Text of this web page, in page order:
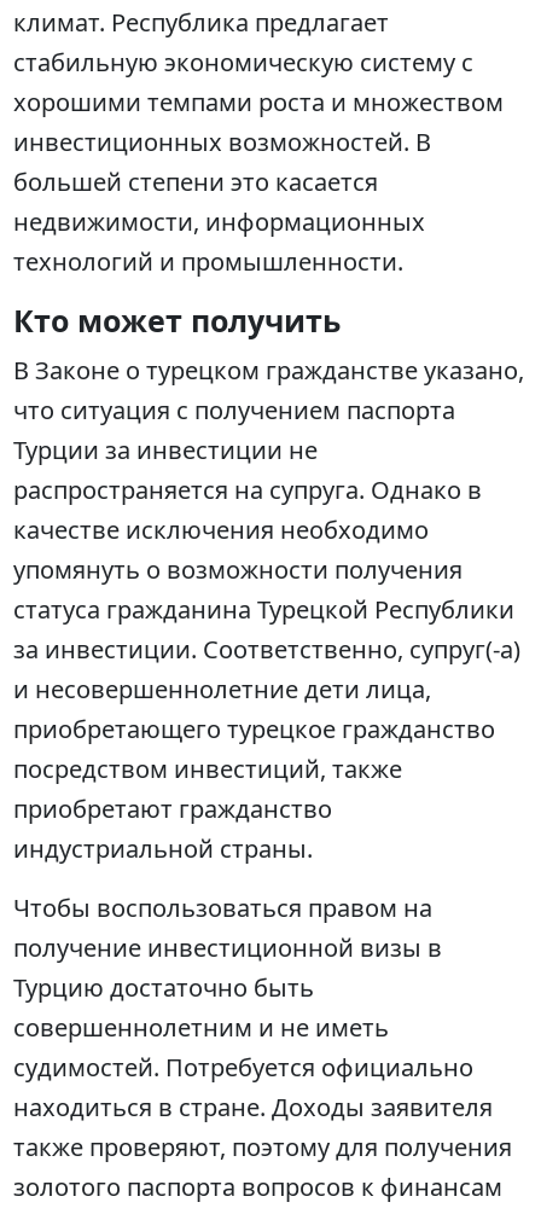
климат. Республика предлагает
стабильную экономическую систему с
хорошими темпами роста и множеством
инвестиционных возможностей. В
большей степени это касается
недвижимости, информационных
технологий и промышленности.
Кто может получить
В Законе о турецком гражданстве указано,
что ситуация с получением паспорта
Турции за инвестиции не
распространяется на супруга. Однако в
качестве исключения необходимо
упомянуть о возможности получения
статуса гражданина Турецкой Республики
за инвестиции. Соответственно, супруг(-а)
и несовершеннолетние дети лица,
приобретающего турецкое гражданство
посредством инвестиций, также
приобретают гражданство
индустриальной страны.
Чтобы воспользоваться правом на
получение инвестиционной визы в
Турцию достаточно быть
совершеннолетним и не иметь
судимостей. Потребуется официально
находиться в стране. Доходы заявителя
также проверяют, поэтому для получения
золотого паспорта вопросов к финансам